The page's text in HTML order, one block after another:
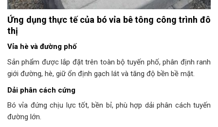
Ứng dụng thực tế của bó vỉa bê tông công trình đô
thị
Vỉa hè và đường phố
Sản phẩm được lắp đặt trên toàn bộ tuyến phố, phân định ranh
giới đường, hè, giữ ổn định gạch lát và tăng độ bền bề mặt.
Dải phân cách cứng
Bó vỉa đứng chịu lực tốt, bền bỉ, phù hợp dải phân cách tuyến
đường lớn.